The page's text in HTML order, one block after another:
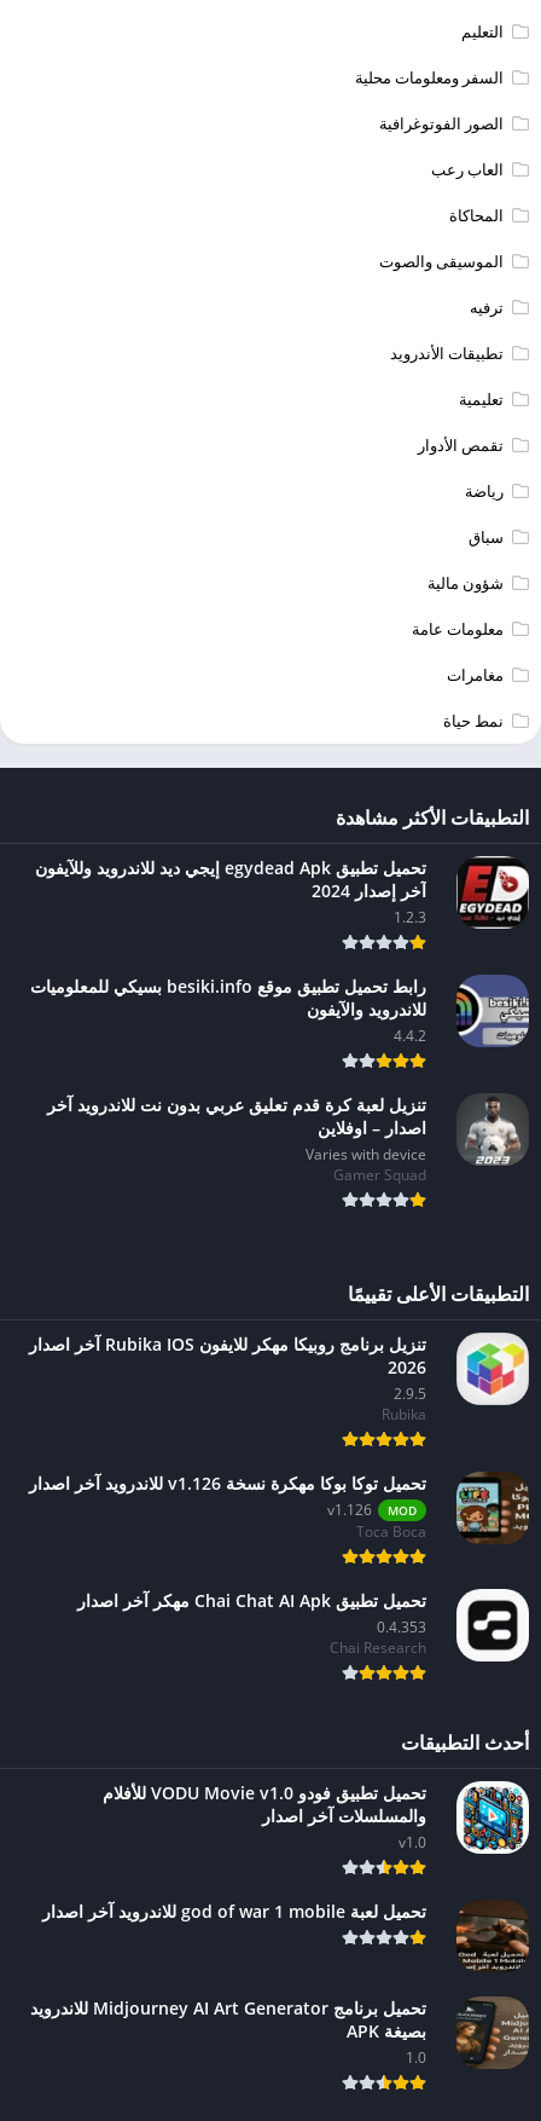
التعليم
السفر ومعلومات محلية
الصور الفوتوغرافية
العاب رعب
المحاكاة
الموسيقى والصوت
ترفيه
تطبيقات الأندرويد
تعليمية
تقمص الأدوار
رياضة
سباق
شؤون مالية
معلومات عامة
مغامرات
نمط حياة
التطبيقات الأكثر مشاهدة
تحميل تطبيق egydead Apk إيجي ديد للاندرويد وللآيفون
آخر إصدار 2024
1.2.3
رابط تحميل تطبيق موقع besiki.info بسيكي للمعلوميات
للاندرويد والآيفون
4.4.2
تنزيل لعبة كرة قدم تعليق عربي بدون نت للاندرويد آخر
اصدار – اوفلاين
Varies with device
Gamer Squad
التطبيقات الأعلى تقييمًا
تنزيل برنامج روبيكا مهكر للايفون Rubika IOS آخر اصدار
2026
2.9.5
Rubika
تحميل توكا بوكا مهكرة نسخة v1.126 للاندرويد آخر اصدار
MOD
v1.126
Toca Boca
تحميل تطبيق Chai Chat AI Apk مهكر آخر اصدار
0.4.353
Chai Research
أحدث التطبيقات
تحميل تطبيق فودو VODU Movie v1.0 للأفلام
والمسلسلات آخر اصدار
v1.0
تحميل لعبة god of war 1 mobile للاندرويد آخر اصدار
تحميل برنامج Midjourney AI Art Generator للاندرويد
بصيغة APK
1.0